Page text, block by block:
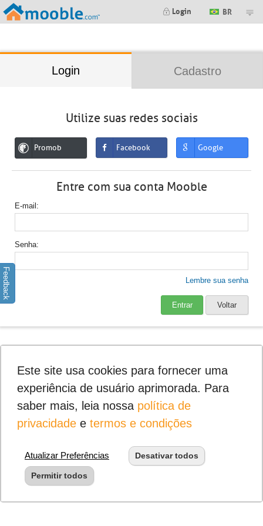
Login BR
Login Cadastro
Utilize suas redes sociais
Promob Facebook Google
Entre com sua conta Mooble
E-mail
Senha
Lembre sua senha
Entrar Voltar
Feedback
Este site usa cookies para fornecer uma
experiência de usuário aprimorada. Para
saber mais, leia nossa política de
privacidadee termos e condições
Atualizar Preferências Desativar todos
Permitir todos